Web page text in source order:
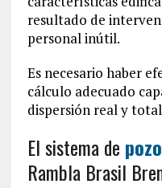
resultado de
personal inútil.
Es necesario haber
cálculo adecuado
dispersión real y
El sistema de
Rambla Brasil